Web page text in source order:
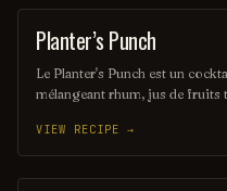
COCKTAIL
Planter’s Punch
Le Planter's Punch est un
mélangeant rhum, jus de fruits
les vacances exotiques.
journée d'été, il incarne l'esprit
VIEW RECIPE →